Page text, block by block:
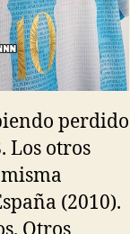
perdido
Los otros
(2010).